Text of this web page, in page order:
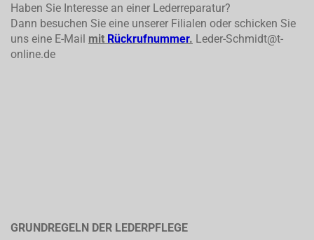
Haben Sie Interesse an einer Lederreparatur?
Dann besuchen Sie eine unserer Filialen oder schicken Sie
uns eine E-Mail mit Rückrufnummer. Leder-Schmidt@t-
online.de
GRUNDREGELN DER LEDERPFLEGE